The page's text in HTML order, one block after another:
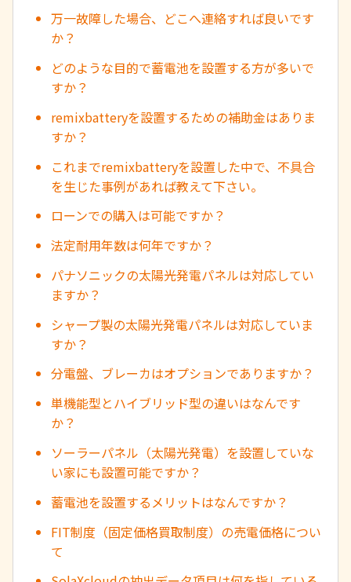
万一故障した場合、どこへ連絡すれば良いです
か？
どのような目的で蓄電池を設置する方が多いで
すか？
remixbatteryを設置するための補助金はありま
すか？
これまでremixbatteryを設置した中で、不具合
を生じた事例があれば教えて下さい。
ローンでの購入は可能ですか？
法定耐用年数は何年ですか？
パナソニックの太陽光発電パネルは対応してい
ますか？
シャープ製の太陽光発電パネルは対応していま
すか？
分電盤、ブレーカはオプションでありますか？
単機能型とハイブリッド型の違いはなんです
か？
ソーラーパネル（太陽光発電）を設置していな
い家にも設置可能ですか？
蓄電池を設置するメリットはなんですか？
FIT制度（固定価格買取制度）の売電価格につい
て